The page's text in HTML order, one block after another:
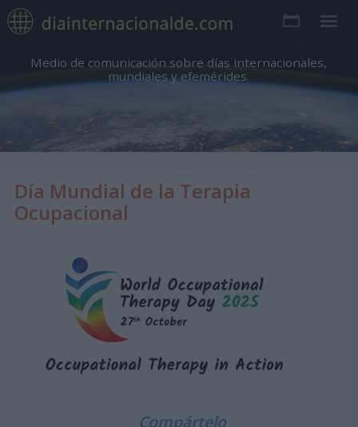
Medio de comunicación sobre días internacionales,
mundiales y efemérides.
Día Mundial de la Terapia
Ocupacional
Compártelo